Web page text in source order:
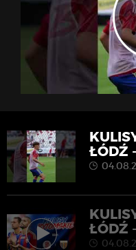
ŁÓDŹ
ŁÓDŹ